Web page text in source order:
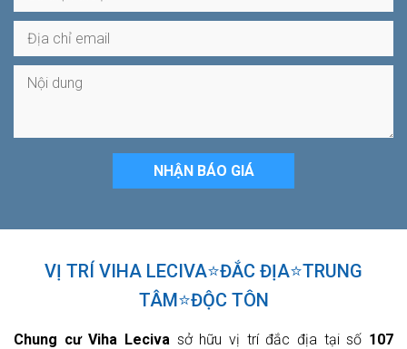
VỊ TRÍ VIHA LECIVA⭐ĐẮC ĐỊA⭐TRUNG
TÂM⭐ĐỘC TÔN
Chung cư Viha Leciva sở hữu vị trí đắc địa tại số 107